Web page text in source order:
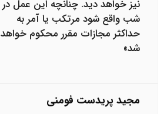
نیز خواهد دید. چنانچه این عمل در
شب واقع شود مرتکب یا آمر به
حداکثر مجازات مقرر محکوم‌ خواهد
شد»
مجید پریدست فومنی